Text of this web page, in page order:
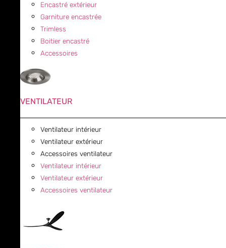
Encastré extérieur
Garniture encastrée
Trimless
Boitier encastré
Accessoires
VENTILATEUR
Ventilateur intérieur
Ventilateur extérieur
Accessoires ventilateur
Ventilateur intérieur
Ventilateur extérieur
Accessoires ventilateur